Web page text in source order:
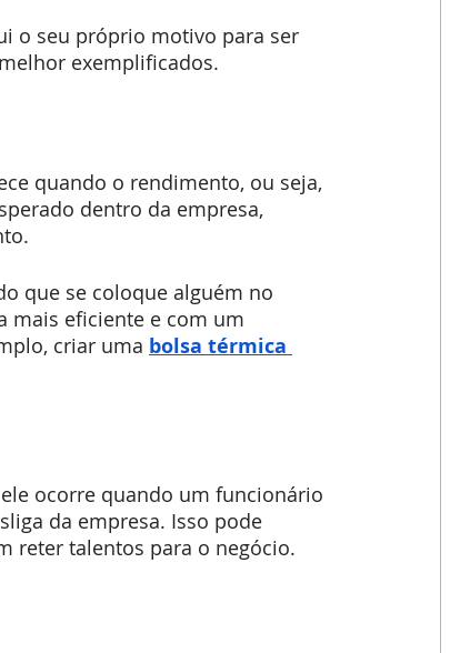
o seu próprio motivo para ser
exemplificados.
quando o rendimento, ou seja,
dentro da empresa,
que se coloque alguém no
mais eficiente e com um
criar uma bolsa térmica
ocorre quando um funcionário
da empresa. Isso pode
reter talentos para o negócio.